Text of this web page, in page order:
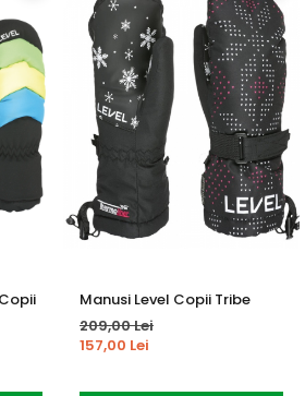
Manusi Level Copii Tribe
209,00 Lei
157,00 Lei